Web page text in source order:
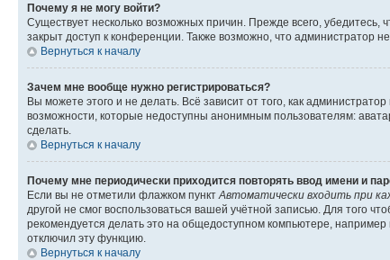
Почему я не могу войти?
Существует несколько возможных причин. Прежде всего,
закрыт доступ к конференции. Также возможно, что администратор
Вернуться к началу
Зачем мне вообще нужно регистрироваться?
Вы можете этого и не делать. Всё зависит от того, как
возможности, которые недоступны анонимным пользователям:
сделать.
Вернуться к началу
Почему мне периодически приходится повторять ввод имени и
Если вы не отметили флажком пункт Автоматически входить при
другой не смог воспользоваться вашей учётной записью. Для того
рекомендуется делать это на общедоступном компьютере, например
отключил эту функцию.
Вернуться к началу